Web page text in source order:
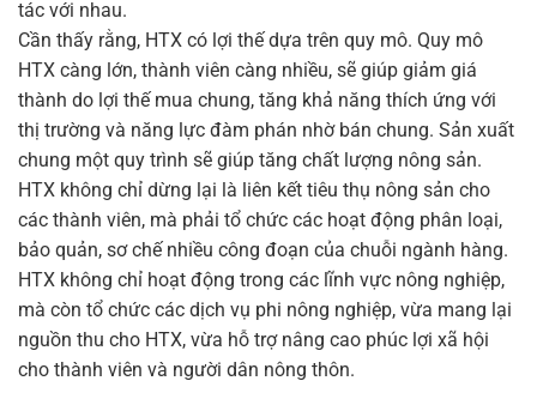
tác với nhau.
Cần thấy rằng, HTX có lợi thế dựa trên quy mô. Quy mô
HTX càng lớn, thành viên càng nhiều, sẽ giúp giảm giá
thành do lợi thế mua chung, tăng khả năng thích ứng với
thị trường và năng lực đàm phán nhờ bán chung. Sản xuất
chung một quy trình sẽ giúp tăng chất lượng nông sản.
HTX không chỉ dừng lại là liên kết tiêu thụ nông sản cho
các thành viên, mà phải tổ chức các hoạt động phân loại,
bảo quản, sơ chế nhiều công đoạn của chuỗi ngành hàng.
HTX không chỉ hoạt động trong các lĩnh vực nông nghiệp,
mà còn tổ chức các dịch vụ phi nông nghiệp, vừa mang lại
nguồn thu cho HTX, vừa hỗ trợ nâng cao phúc lợi xã hội
cho thành viên và người dân nông thôn.